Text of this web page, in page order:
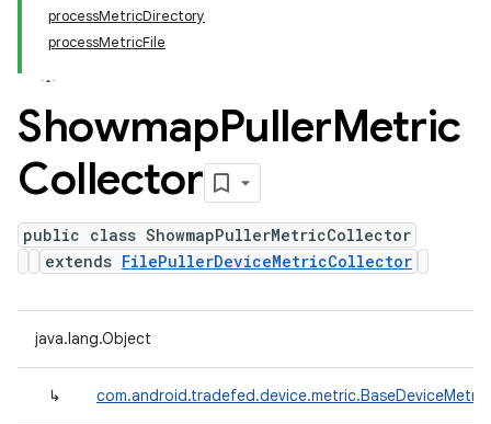
processMetricDirectory
processMetricFile
ShowmapPullerMetric
Collector
public class ShowmapPullerMetricCollector
extends FilePullerDeviceMetricCollector
java.lang.Object
↳